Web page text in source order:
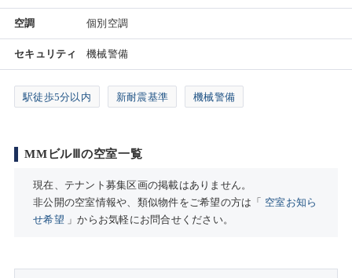
空調 個別空調
セキュリティ 機械警備
駅徒歩5分以内 新耐震基準 機械警備
MMビルⅢの空室一覧
現在、テナント募集区画の掲載はありません。
非公開の空室情報や、類似物件をご希望の方は「 空室お知ら
せ希望 」からお気軽にお問合せください。